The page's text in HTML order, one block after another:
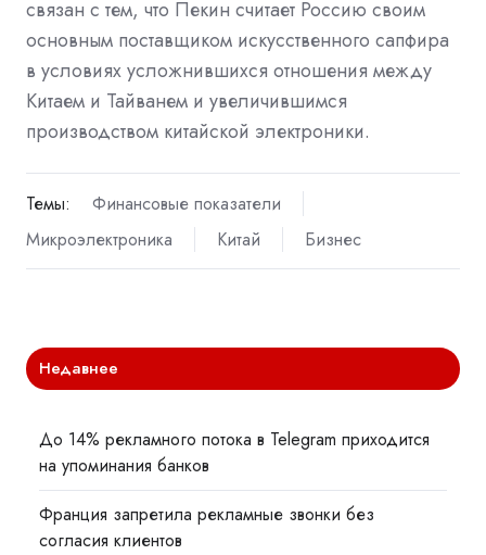
связан с тем, что Пекин считает Россию своим
основным поставщиком искусственного сапфира
в условиях усложнившихся отношения между
Китаем и Тайванем и увеличившимся
производством китайской электроники.
Темы:
Финансовые показатели
Микроэлектроника
Китай Бизнес
Недавнее
До 14% рекламного потока в Telegram приходится
на упоминания банков
Франция запретила рекламные звонки без
согласия клиентов